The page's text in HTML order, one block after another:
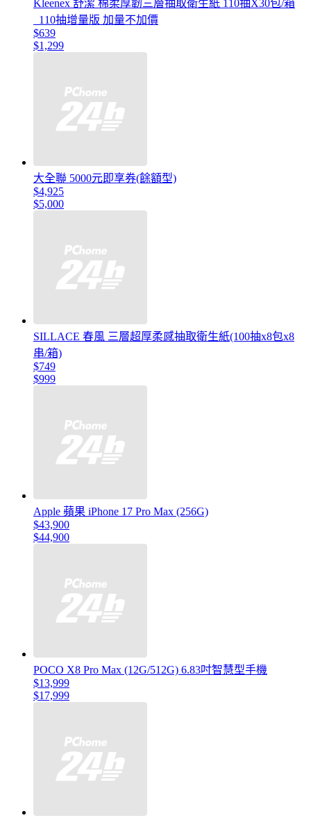
Kleenex 舒潔 棉柔厚韌三層抽取衛生紙 110抽X30包/箱
_110抽增量版 加量不加價
$639
$1,299
大全聯 5000元即享券(餘額型)
$4,925
$5,000
SILLACE 春風 三層超厚柔感抽取衛生紙(100抽x8包x8
串/箱)
$749
$999
Apple 蘋果 iPhone 17 Pro Max (256G)
$43,900
$44,900
POCO X8 Pro Max (12G/512G) 6.83吋智慧型手機
$13,999
$17,999